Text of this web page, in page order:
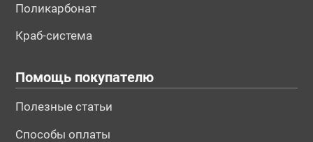
Поликарбонат
Краб-система
Помощь покупателю
Полезные статьи
Способы оплаты